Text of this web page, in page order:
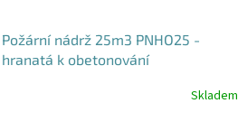
Požární nádrž 25m3 PNHO25 -
hranatá k obetonování
Skladem